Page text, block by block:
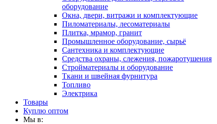
оборудование
Окна, двери, витражи и комплектующие
Пиломатериалы, лесоматериалы
Плитка, мрамор, гранит
Промышленное оборудование, сырьё
Сантехника и комплектующие
Средства охраны, слежения, пожаротушения
Стройматериалы и оборудование
Ткани и швейная фурнитура
Топливо
Электрика
Товары
Куплю оптом
Мы в: